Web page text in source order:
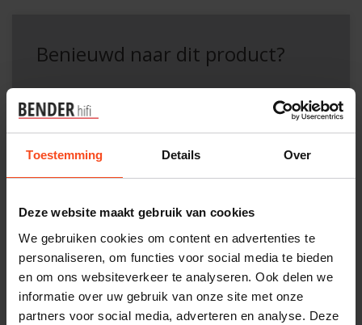
Toestemming Details Over
Deze website maakt gebruik van cookies
We gebruiken cookies om content en advertenties te
personaliseren, om functies voor social media te bieden
en om ons websiteverkeer te analyseren. Ook delen we
informatie over uw gebruik van onze site met onze
partners voor social media, adverteren en analyse. Deze
Benieuwd naar dit product?
Plan kosteloos een luisterafspraak. Of heb je hulp
nodig bij je bestelling? Neem contact op met onze
Maak een luisterafspraak
Productomschrijving